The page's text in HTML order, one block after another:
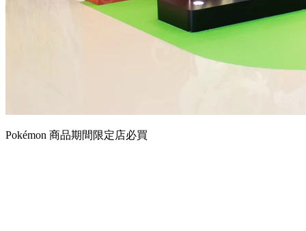
Pokémon 商品期間限定店必買